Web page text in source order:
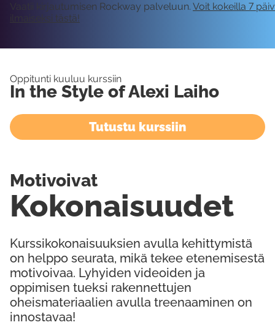
Vaatii kirjautumisen Rockway palveluun. Voit kokeilla 7
ilmaiseksi tästä!
Oppitunti kuuluu kurssiin
In the Style of Alexi Laiho
Tutustu kurssiin
Kurssikokonaisuuksien avulla kehittymistä
on helppo seurata, mikä tekee etenemisestä
motivoivaa. Lyhyiden videoiden ja
oppimisen tueksi rakennettujen
oheismateriaalien avulla treenaaminen on
innostavaa!
Kokonaisuudet
Motivoivat